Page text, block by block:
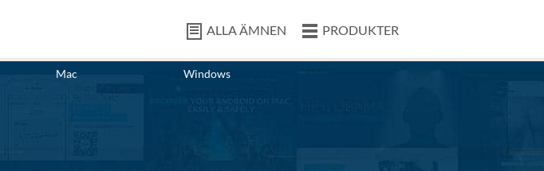
ALLA ÄMNEN PRODUKTER
Mac
Windows